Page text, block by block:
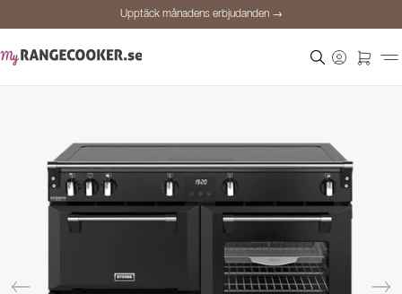
Upptäck månadens erbjudanden →